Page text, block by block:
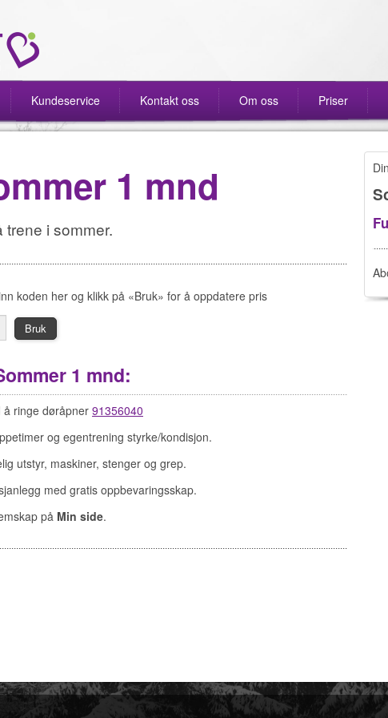
Kundeservice Kontakt oss Om oss Priser
1 mnd
i sommer.
koden her og klikk på «Bruk» for å oppdatere pris
Bruk
1 mnd:
å ringe døråpner 91356040
og egentrening styrke/kondisjon.
utstyr, maskiner, stenger og grep.
med gratis oppbevaringsskap.
på Min side.